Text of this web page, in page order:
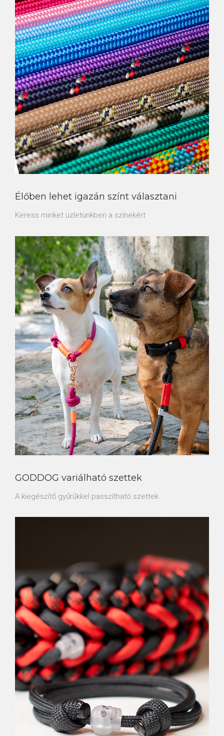
Élőben lehet igazán színt választani
Keress minket üzletünkben a színekért
GODDOG variálható szettek
A kiegészítő gyűrűkkel passzítható szettek